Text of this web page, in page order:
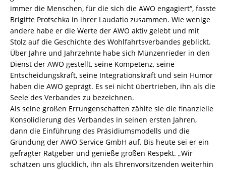
immer die Menschen, für die sich die AWO engagiert“, fasste
Brigitte Protschka in ihrer Laudatio zusammen. Wie wenige
andere habe er die Werte der AWO aktiv gelebt und mit
Stolz auf die Geschichte des Wohlfahrtsverbandes geblickt.
Über Jahre und Jahrzehnte habe sich Münzenrieder in den
Dienst der AWO gestellt, seine Kompetenz, seine
Entscheidungskraft, seine Integrationskraft und sein Humor
haben die AWO geprägt. Es sei nicht übertrieben, ihn als die
Seele des Verbandes zu bezeichnen.
Als seine großen Errungenschaften zählte sie die finanzielle
Konsolidierung des Verbandes in seinen ersten Jahren,
dann die Einführung des Präsidiumsmodells und die
Gründung der AWO Service GmbH auf. Bis heute sei er ein
gefragter Ratgeber und genieße großen Respekt. „Wir
schätzen uns glücklich, ihn als Ehrenvorsitzenden weiterhin